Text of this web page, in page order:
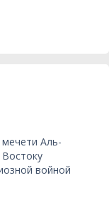
Аль-
войной